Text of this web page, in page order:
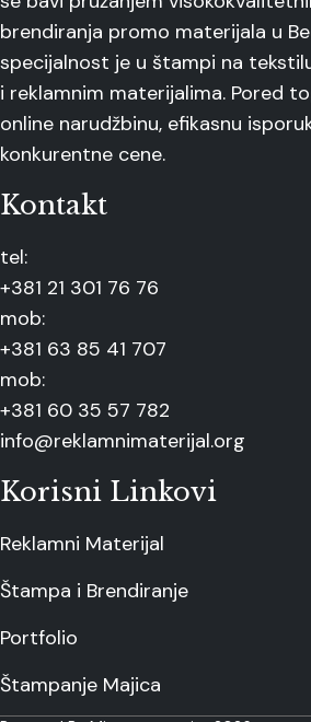
brendiranja promo materijala u
specijalnost je u štampi na
i reklamnim materijalima. Pored
online narudžbinu, efikasnu
konkurentne cene.
Kontakt
tel:
+381 21 301 76 76
mob:
+381 63 85 41 707
mob:
+381 60 35 57 782
info@reklamnimaterijal.org
Korisni Linkovi
Reklamni Materijal
Štampa i Brendiranje
Portfolio
Štampanje Majica